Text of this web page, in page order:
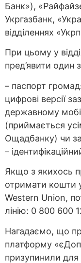
Банк»),
Укргазбанк,
відділеннях
При цьому у
пред’явити один
– паспорт
цифрові версії
державному
(приймається
Ощадбанку) чи
–
Якщо з якихось
отримати кошти у
Western Union,
лінію: 0 800 600
Нагадаємо, що
платформу
призупинили